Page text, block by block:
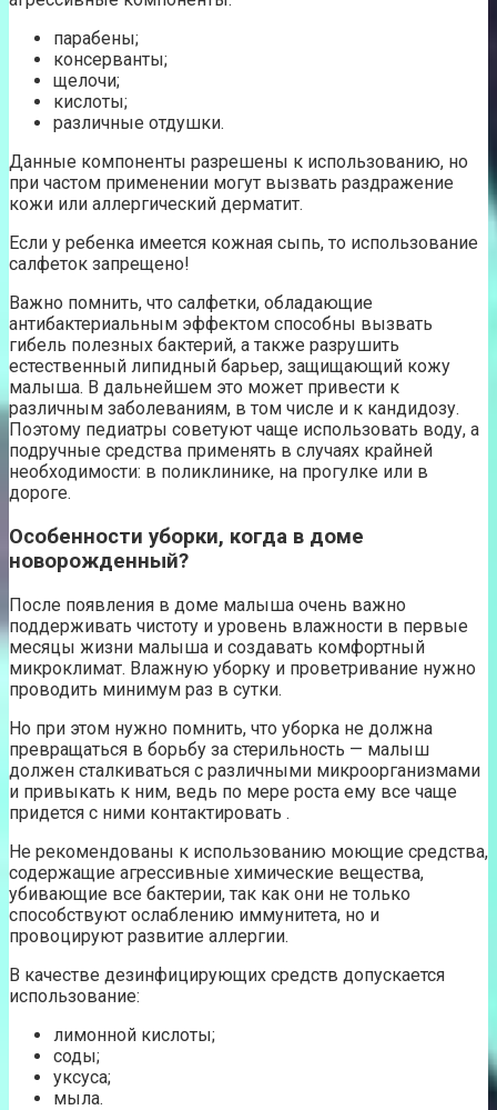
парабены;
консерванты;
щелочи;
кислоты;
различные отдушки.
Данные компоненты разрешены к использованию, но
при частом применении могут вызвать раздражение
кожи или аллергический дерматит.
Если у ребенка имеется кожная сыпь, то использование
салфеток запрещено!
Важно помнить, что салфетки, обладающие
антибактериальным эффектом способны вызвать
гибель полезных бактерий, а также разрушить
естественный липидный барьер, защищающий кожу
малыша. В дальнейшем это может привести к
различным заболеваниям, в том числе и к кандидозу.
Поэтому педиатры советуют чаще использовать воду, а
подручные средства применять в случаях крайней
необходимости: в поликлинике, на прогулке или в
дороге.
Особенности уборки, когда в доме
новорожденный?
После появления в доме малыша очень важно
поддерживать чистоту и уровень влажности в первые
месяцы жизни малыша и создавать комфортный
микроклимат. Влажную уборку и проветривание нужно
проводить минимум раз в сутки.
Но при этом нужно помнить, что уборка не должна
превращаться в борьбу за стерильность — малыш
должен сталкиваться с различными микроорганизмами
и привыкать к ним, ведь по мере роста ему все чаще
придется с ними контактировать .
Не рекомендованы к использованию моющие средства,
содержащие агрессивные химические вещества,
убивающие все бактерии, так как они не только
способствуют ослаблению иммунитета, но и
провоцируют развитие аллергии.
В качестве дезинфицирующих средств допускается
использование:
лимонной кислоты;
соды;
уксуса;
мыла.